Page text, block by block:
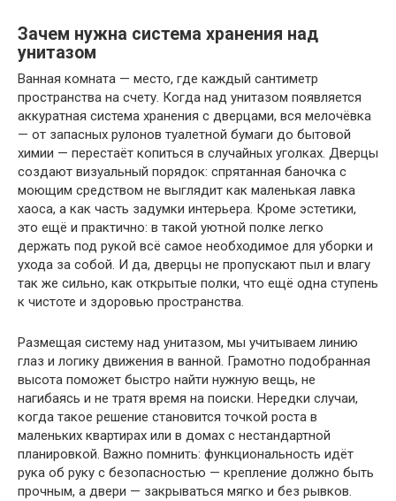
Зачем нужна система хранения над
унитазом
Ванная комната — место, где каждый сантиметр
пространства на счету. Когда над унитазом появляется
аккуратная система хранения с дверцами, вся мелочёвка
— от запасных рулонов туалетной бумаги до бытовой
химии — перестаёт копиться в случайных уголках. Дверцы
создают визуальный порядок: спрятанная баночка с
моющим средством не выглядит как маленькая лавка
хаоса, а как часть задумки интерьера. Кроме эстетики,
это ещё и практично: в такой уютной полке легко
держать под рукой всё самое необходимое для уборки и
ухода за собой. И да, дверцы не пропускают пыл и влагу
так же сильно, как открытые полки, что ещё одна ступень
к чистоте и здоровью пространства.
Размещая систему над унитазом, мы учитываем линию
глаз и логику движения в ванной. Грамотно подобранная
высота поможет быстро найти нужную вещь, не
нагибаясь и не тратя время на поиски. Нередки случаи,
когда такое решение становится точкой роста в
маленьких квартирах или в домах с нестандартной
планировкой. Важно помнить: функциональность идёт
рука об руку с безопасностью — крепление должно быть
прочным, а двери — закрываться мягко и без рывков.